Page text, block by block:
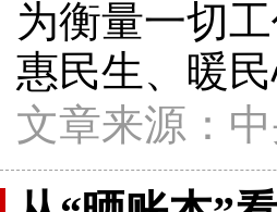
为衡量一切
惠民生、暖
文章来源：